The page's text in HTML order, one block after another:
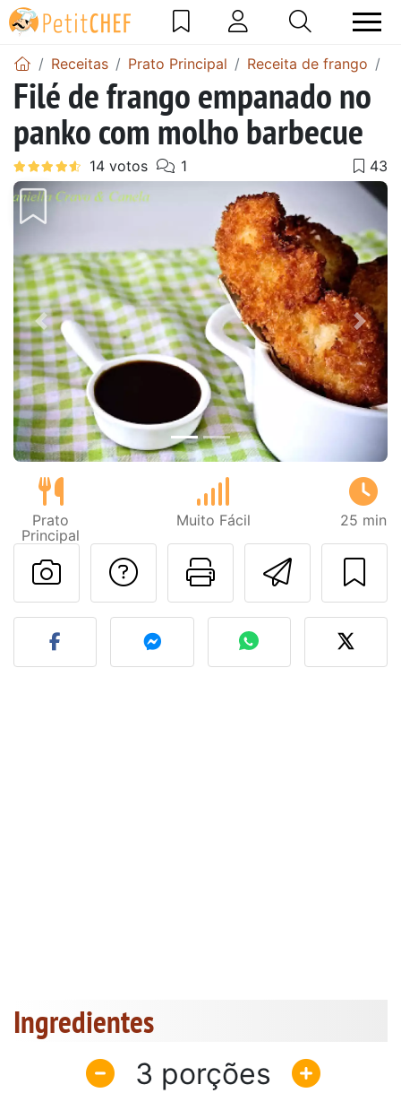
Receitas Prato Principal Receita de frango
Filé de frango empanado no
panko com molho barbecue
Anterior Next
Prato
Principal
Muito Fácil 25 min
Imprima
Falar com o autor
Fez esta receita?
Ingredientes
3